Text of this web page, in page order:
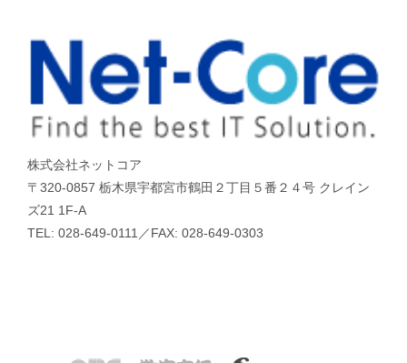
株式会社ネットコア
〒320-0857 栃木県宇都宮市鶴田２丁目５番２４号 クレイン
ズ21 1F-A
TEL: 028-649-0111／FAX: 028-649-0303